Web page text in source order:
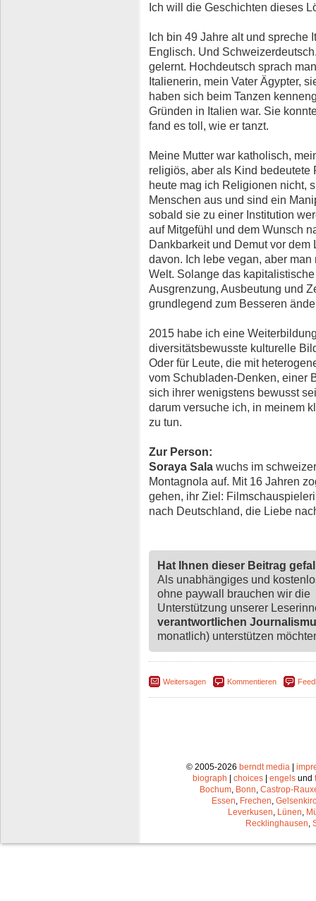
Ich will die Geschichten dieses
Ich bin 49 Jahre alt und
Englisch. Und
gelernt. Hochdeutsch sprach
Italienerin, mein Vater Ägypter,
haben sich beim Tanzen
Gründen in Italien war. Sie
fand es toll, wie er tanzt.
Meine Mutter war katholisch,
religiös, aber als Kind bedeutete
heute mag ich Religionen nicht,
Menschen aus und sind ein
sobald sie zu einer Institution
auf Mitgefühl und dem Wunsch
Dankbarkeit und Demut vor
davon. Ich lebe vegan, aber
Welt. Solange das
Ausgrenzung, Ausbeutung und
grundlegend zum Besseren
2015 habe ich eine
diversitätsbewusste kulturelle
Oder für Leute, die mit
vom Schubladen-Denken, einer
sich ihrer wenigstens bewusst
darum versuche ich, in meinem
zu tun.
Zur Person:
Soraya Sala wuchs im
Montagnola auf. Mit 16 Jahren
gehen, ihr Ziel:
nach Deutschland, die Liebe
Hat Ihnen dieser Beitrag
Als unabhängiges und
ohne paywall brauchen wir die
Unterstützung unserer
verantwortlichen
monatlich) unterstützen
Weitersagen Kommentieren
© 2005-2026 berndt media|
biograph
choices engels und
Bochum, Bonn, Castrop-
Essen, Frechen,
Leverkusen, Lünen,
Recklinghausen,